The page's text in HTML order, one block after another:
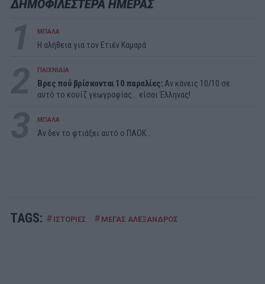
ΔΗΜΟΦΙΛΕΣΤΕΡΑ ΗΜΕΡΑΣ
ΜΠΑΛΑ
Η αλήθεια για τον Ετιέν Καμαρά
ΠΑΙΧΝΙΔΙΑ
Βρες πού βρίσκονται 10 παραλίες: Αν κάνεις 10/10 σε
αυτό το κουίζ γεωγραφίας... είσαι Έλληνας!
ΜΠΑΛΑ
Αν δεν το φτιάξει αυτό ο ΠΑΟΚ…
TAGS: # ΙΣΤΟΡΙΕΣ # ΜΕΓΑΣ ΑΛΕΞΑΝΔΡΟΣ